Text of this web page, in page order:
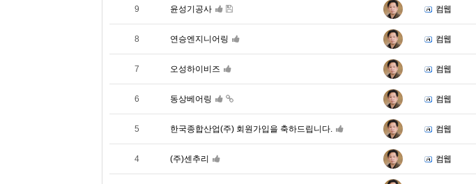
9 윤성기공사 컴웹
8 연승엔지니어링 컴웹
7 오성하이비즈 컴웹
6 동상베어링 컴웹
5 한국종합산업(주) 회원가입을 축하드립니다. 컴웹
4 (주)센추리 컴웹